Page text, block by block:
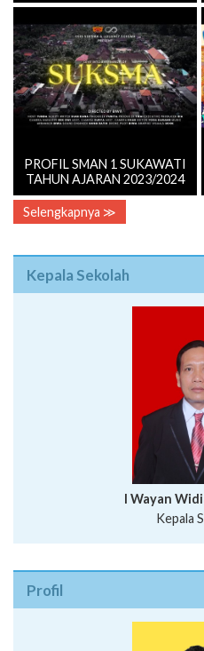
PROFIL SMAN 1 SUKAWATI
TAHUN AJARAN 2023/2024
Selengkapnya ≫
Kepala Sekolah
I Wayan
Kepala
Profil